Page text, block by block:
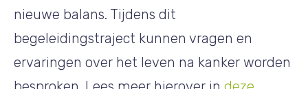
nieuwe balans. Tijdens dit
begeleidingstraject kunnen vragen en
ervaringen over het leven na kanker worden